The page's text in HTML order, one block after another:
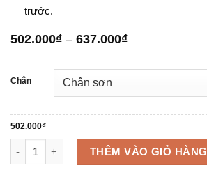
trước.
502.000₫ – 637.000₫Khoảng
637.000₫
Chân
502.000₫
Ghế tựa GT08 số lượng
THÊM VÀO GIỎ HÀNG